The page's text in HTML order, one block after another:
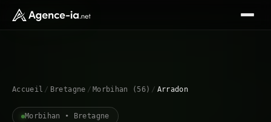
Accueil / Bretagne / Morbihan (56) / Arradon
Morbihan • Bretagne